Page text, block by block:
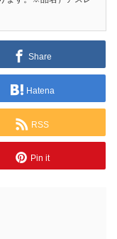
Share
Hatena
RSS
Pin it